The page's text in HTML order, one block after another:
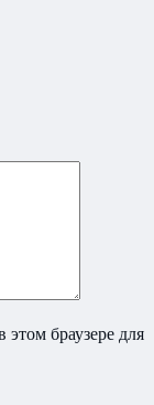
браузере для